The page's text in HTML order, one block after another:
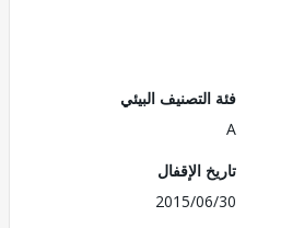
فئة التصنيف البيئي
تاريخ الإقفال
2015/06/30